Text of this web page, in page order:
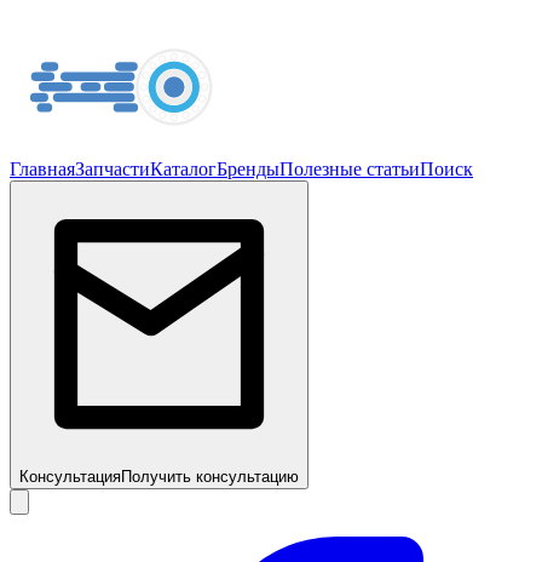
ГлавнаяЗапчастиКаталогБрендыПолезные статьиПоиск
КонсультацияПолучить консультацию